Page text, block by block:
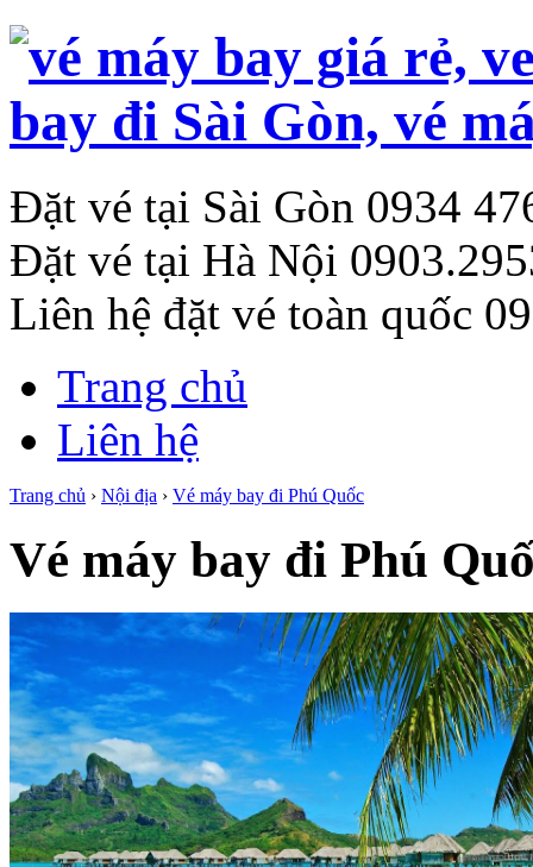
Đặt vé tại Sài Gòn 0934
Đặt vé tại Hà Nội
Liên hệ đặt vé toàn quốc
Trang chủ
Liên hệ
Trang chủ › Nội địa › Vé máy bay đi Phú Quốc
Vé máy bay đi Phú